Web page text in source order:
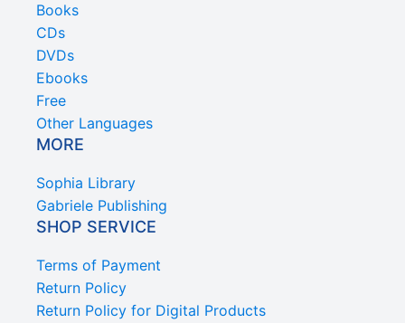
Books
CDs
DVDs
Ebooks
Free
Other Languages
MORE
Sophia Library
Gabriele Publishing
SHOP SERVICE
Terms of Payment
Return Policy
Return Policy for Digital Products